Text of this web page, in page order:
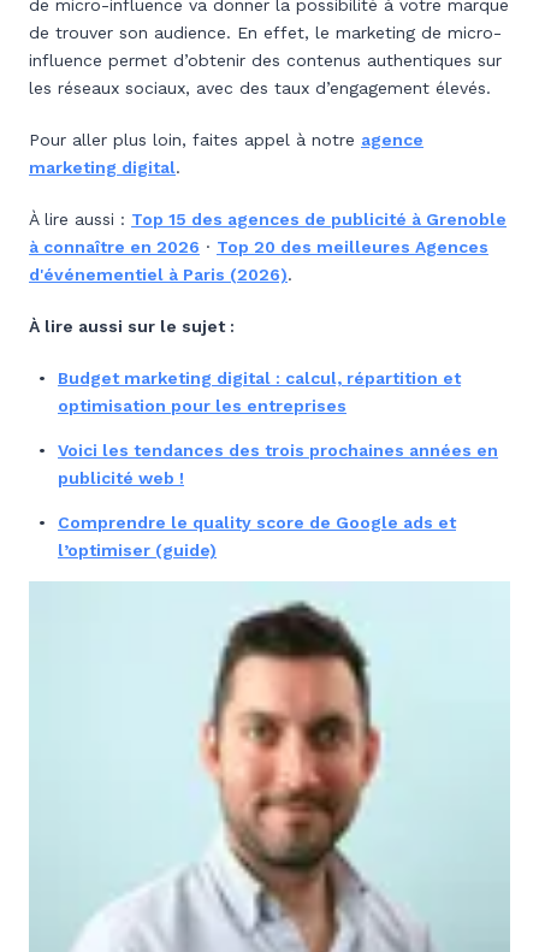
de micro-influence va donner la possibilité à votre marque
de trouver son audience. En effet, le marketing de micro-
influence permet d’obtenir des contenus authentiques sur
les réseaux sociaux, avec des taux d’engagement élevés.
Pour aller plus loin, faites appel à notre agence
marketing digital.
À lire aussi : Top 15 des agences de publicité à Grenoble
à connaître en 2026 · Top 20 des meilleures Agences
d'événementiel à Paris (2026).
À lire aussi sur le sujet :
Budget marketing digital : calcul, répartition et
optimisation pour les entreprises
Voici les tendances des trois prochaines années en
publicité web !
Comprendre le quality score de Google ads et
l’optimiser (guide)